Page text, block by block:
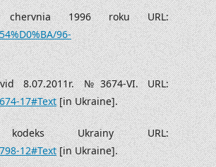
1996 roku URL:
96-
8.07.2011r. №3674-VI. URL:
17#Text[in Ukraine].
kodeks Ukrainy URL:
12#Text[in Ukraine].